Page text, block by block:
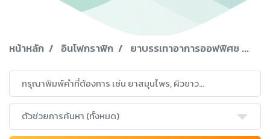
หน้าหลัก อินโฟกราฟิก ยาบรรเทาอาการออฟฟิศซ ...